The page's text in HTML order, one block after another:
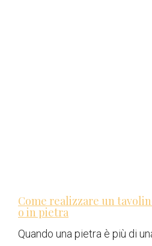
Come realizzare un
o in pietra
Quando una pietra è più di